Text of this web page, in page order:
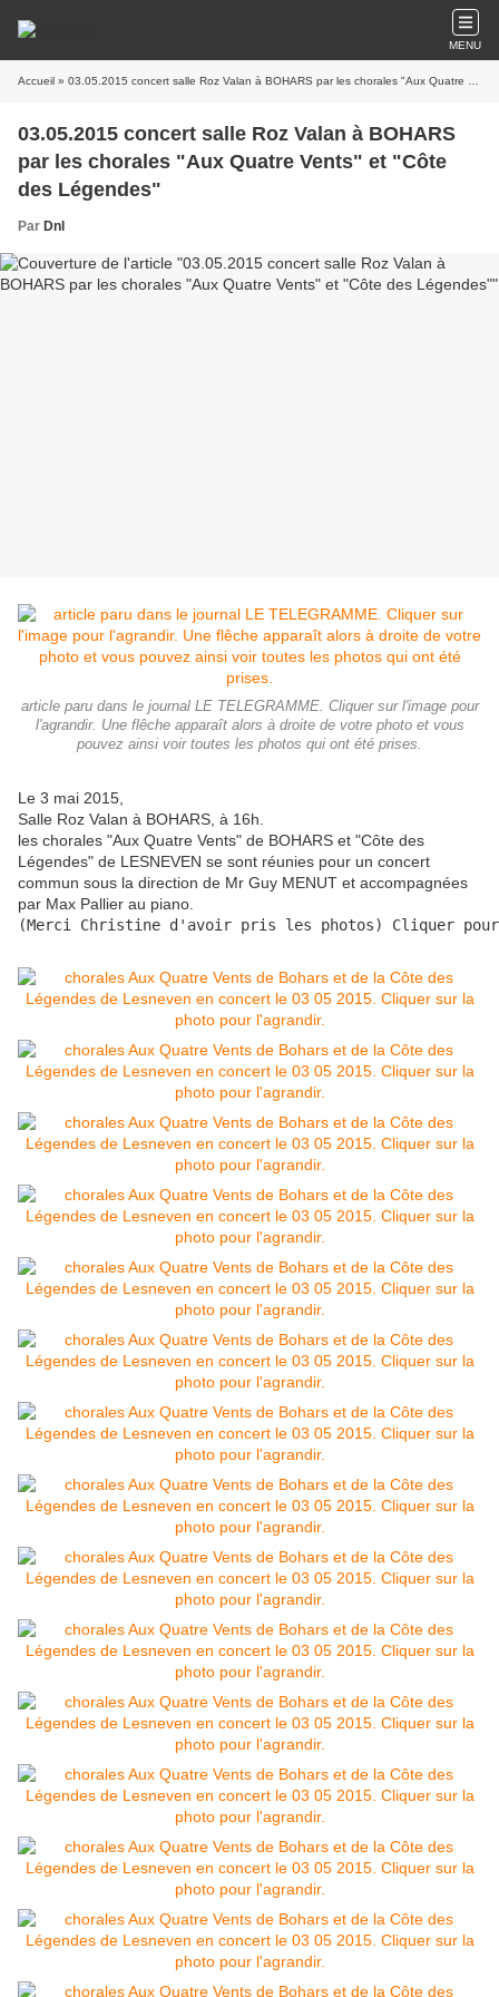
MENU
Accueil » 03.05.2015 concert salle Roz Valan à BOHARS par les chorales "Aux Quatre Vents" et "Côte des Légendes"
03.05.2015 concert salle Roz Valan à BOHARS
par les chorales "Aux Quatre Vents" et "Côte
des Légendes"
Par Dnl
article paru dans le journal LE TELEGRAMME. Cliquer sur l'image pour
l'agrandir. Une flêche apparaît alors à droite de votre photo et vous
pouvez ainsi voir toutes les photos qui ont été prises.
Le 3 mai 2015,
Salle Roz Valan à BOHARS, à 16h.
les chorales "Aux Quatre Vents" de BOHARS et "Côte des
Légendes" de LESNEVEN se sont réunies pour un concert
commun sous la direction de Mr Guy MENUT et accompagnées
par Max Pallier au piano.
(Merci Christine d'avoir pris les photos) Cliquer